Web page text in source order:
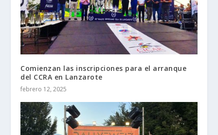
Comienzan las inscripciones para el arranque
del CCRA en Lanzarote
febrero 12, 2025